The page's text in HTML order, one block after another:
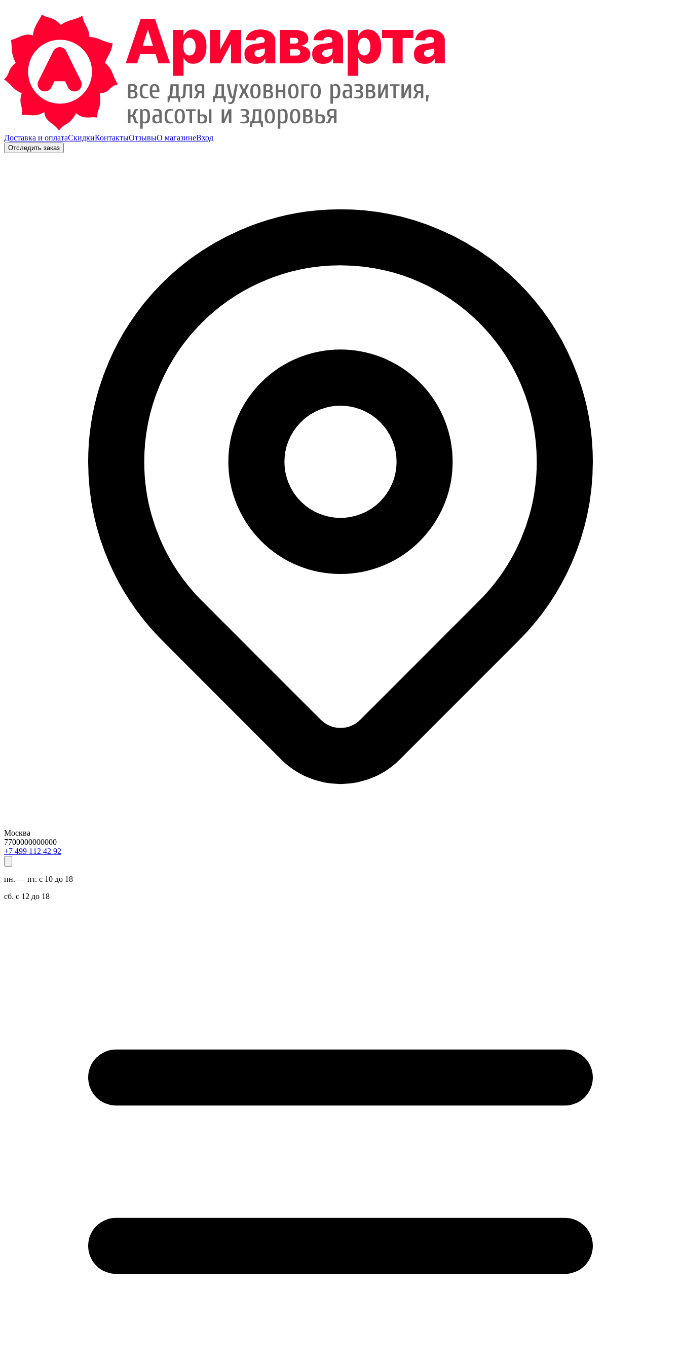
Доставка и оплатаСкидкиКонтактыОтзывыО магазинеВход
Отследить заказ
Москва
7700000000000
29 24 211 994 7+
пн. — пт. с 10 до 18
сб. с 12 до 18